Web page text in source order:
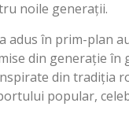
noile generații.
a adus în prim-plan
din generație în
din tradiția
popular,